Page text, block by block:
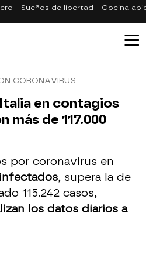
Sueños de libertad Cocina
CORONAVIRUS
Italia en contagios
más de 117.000
por coronavirus en
infectados, supera la de
115.242 casos,
los datos diarios a